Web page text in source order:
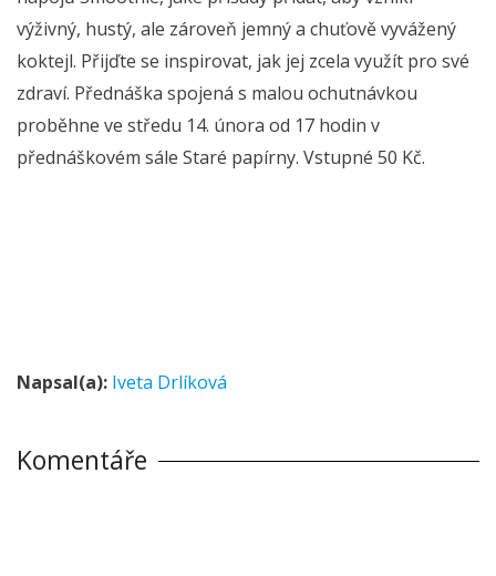
výživný, hustý, ale zároveň jemný a chuťově vyvážený
koktejl. Přijďte se inspirovat, jak jej zcela využít pro své
zdraví. Přednáška spojená s malou ochutnávkou
proběhne ve středu 14. února od 17 hodin v
přednáškovém sále Staré papírny. Vstupné 50 Kč.
Napsal(a): Iveta Drlíková
Komentáře